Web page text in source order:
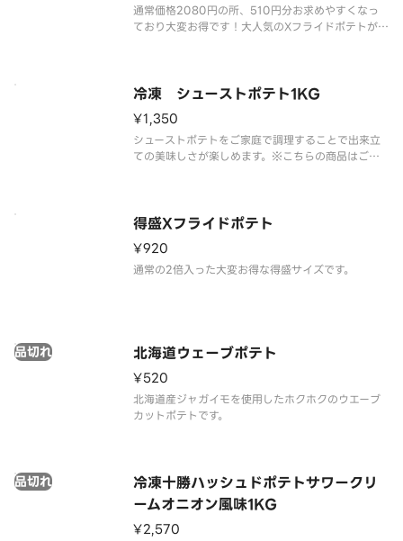
通常価格2080円の所、510円分お求めやすくなっ
ており大変お得です！大人気のXフライドポテトが4
冷凍 シューストポテト1KG
¥1,350
シューストポテトをご家庭で調理することで出来立
ての美味しさが楽しめます。※こちらの商品はご家
得盛Xフライドポテト
¥920
通常の2倍入った大変お得な得盛サイズです。
北海道ウェーブポテト
品切れ
¥520
北海道産ジャガイモを使用したホクホクのウエーブ
カットポテトです。
冷凍十勝ハッシュドポテトサワークリ
ームオニオン風味1KG
品切れ
¥2,570